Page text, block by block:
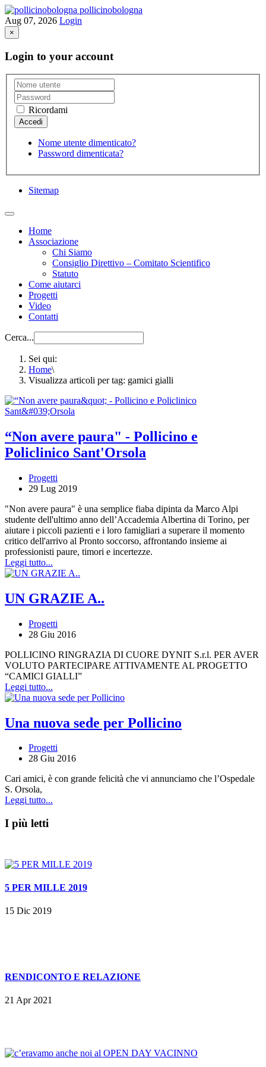
pollicinobologna
Aug 07, 2026 Login
×
Login to your account
Ricordami
Nome utente dimenticato?
Password dimenticata?
Sitemap
Home
Associazione
Chi Siamo
Consiglio Direttivo – Comitato Scientifico
Statuto
Come aiutarci
Progetti
Video
Contatti
Cerca...
Sei qui:
Home\
Visualizza articoli per tag: gamici gialli
“Non avere paura" - Pollicino e
Policlinico Sant'Orsola
Progetti
29 Lug 2019
"Non avere paura" è una semplice fiaba dipinta da Marco Alpi
studente dell'ultimo anno dell’Accademia Albertina di Torino, per
aiutare i piccoli pazienti e i loro famigliari a superare il momento
critico dell'arrivo al Pronto soccorso, affrontando insieme ai
professionisti paure, timori e incertezze.
Leggi tutto...
UN GRAZIE A..
Progetti
28 Giu 2016
POLLICINO RINGRAZIA DI CUORE DYNIT S.r.l. PER AVER
VOLUTO PARTECIPARE ATTIVAMENTE AL PROGETTO
“CAMICI GIALLI”
Leggi tutto...
Una nuova sede per Pollicino
Progetti
28 Giu 2016
Cari amici, è con grande felicità che vi annunciamo che l’Ospedale
S. Orsola,
Leggi tutto...
I più letti
5 PER MILLE 2019
15 Dic 2019
RENDICONTO E RELAZIONE
21 Apr 2021